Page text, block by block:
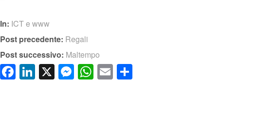
In: ICT e www
Post precedente: Regali
Post successivo: Maltempo
Facebook
LinkedIn
X Messenger
WhatsApp
Email